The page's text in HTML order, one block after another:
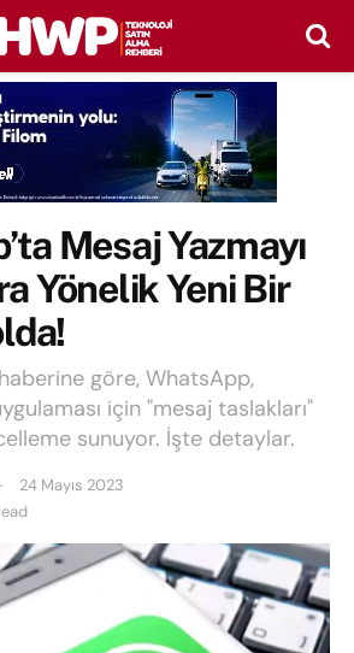
Mesaj Yazmayı
Yönelik Yeni Bir
göre, WhatsApp,
için "mesaj taslakları"
sunuyor. İşte detaylar.
24 Mayıs 2023